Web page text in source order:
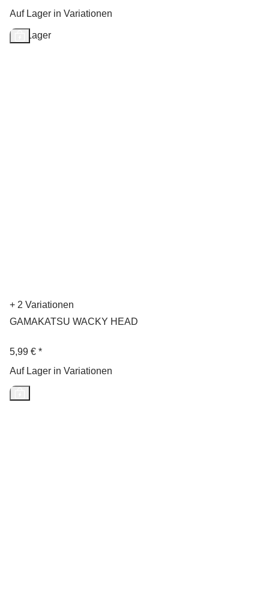
Auf Lager in Variationen
Auf Lager
+ 2 Variationen
GAMAKATSU WACKY HEAD
5,99 € *
Auf Lager in Variationen
Neu